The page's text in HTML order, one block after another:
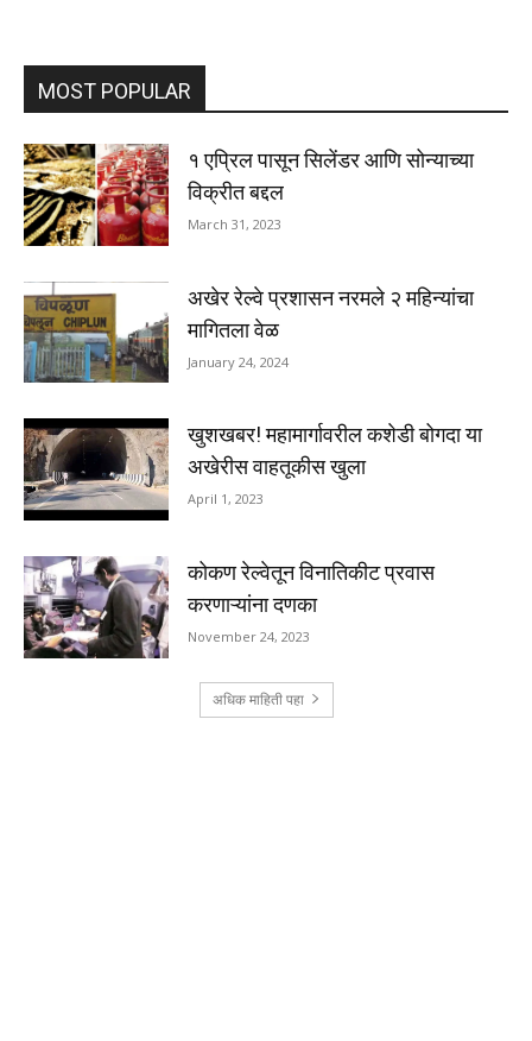
MOST POPULAR
१ एप्रिल पासून सिलेंडर आणि सोन्याच्या
विक्रीत बद्दल
March 31, 2023
अखेर रेल्वे प्रशासन नरमले २ महिन्यांचा
मागितला वेळ
January 24, 2024
खुशखबर! महामार्गावरील कशेडी बोगदा या
अखेरीस वाहतूकीस खुला
April 1, 2023
कोकण रेल्वेतून विनातिकीट प्रवास
करणाऱ्यांना दणका
November 24, 2023
अधिक माहिती पहा